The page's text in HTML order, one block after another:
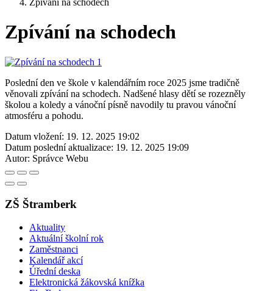
Zpívání na schodech
Zpívání na schodech
Poslední den ve škole v kalendářním roce 2025 jsme tradičně
věnovali zpívání na schodech. Nadšené hlasy dětí se rozezněly
školou a koledy a vánoční písně navodily tu pravou vánoční
atmosféru a pohodu.
Datum vložení: 19. 12. 2025 19:02
Datum poslední aktualizace: 19. 12. 2025 19:09
Autor: Správce Webu
ZŠ Štramberk
Aktuality
Aktuální školní rok
Zaměstnanci
Kalendář akcí
Úřední deska
Elektronická žákovská knížka